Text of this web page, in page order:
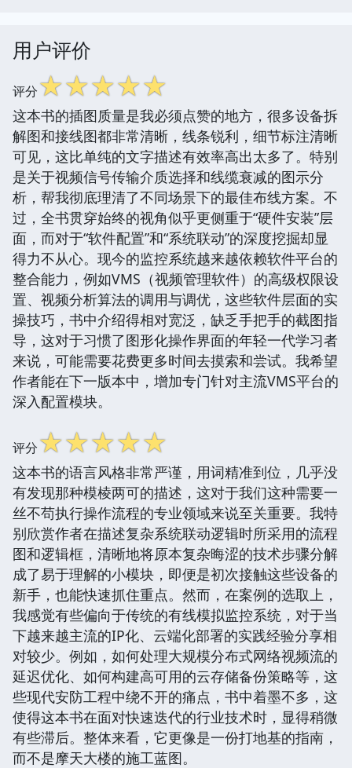
用户评价
评分☆☆☆☆☆
这本书的插图质量是我必须点赞的地方，很多设备拆
解图和接线图都非常清晰，线条锐利，细节标注清晰
可见，这比单纯的文字描述有效率高出太多了。特别
是关于视频信号传输介质选择和线缆衰减的图示分
析，帮我彻底理清了不同场景下的最佳布线方案。不
过，全书贯穿始终的视角似乎更侧重于“硬件安装”层
面，而对于“软件配置”和“系统联动”的深度挖掘却显
得力不从心。现今的监控系统越来越依赖软件平台的
整合能力，例如VMS（视频管理软件）的高级权限设
置、视频分析算法的调用与调优，这些软件层面的实
操技巧，书中介绍得相对宽泛，缺乏手把手的截图指
导，这对于习惯了图形化操作界面的年轻一代学习者
来说，可能需要花费更多时间去摸索和尝试。我希望
作者能在下一版本中，增加专门针对主流VMS平台的
深入配置模块。
评分☆☆☆☆☆
这本书的语言风格非常严谨，用词精准到位，几乎没
有发现那种模棱两可的描述，这对于我们这种需要一
丝不苟执行操作流程的专业领域来说至关重要。我特
别欣赏作者在描述复杂系统联动逻辑时所采用的流程
图和逻辑框，清晰地将原本复杂晦涩的技术步骤分解
成了易于理解的小模块，即便是初次接触这些设备的
新手，也能快速抓住重点。然而，在案例的选取上，
我感觉有些偏向于传统的有线模拟监控系统，对于当
下越来越主流的IP化、云端化部署的实践经验分享相
对较少。例如，如何处理大规模分布式网络视频流的
延迟优化、如何构建高可用的云存储备份策略等，这
些现代安防工程中绕不开的痛点，书中着墨不多，这
使得这本书在面对快速迭代的行业技术时，显得稍微
有些滞后。整体来看，它更像是一份打地基的指南，
而不是摩天大楼的施工蓝图。